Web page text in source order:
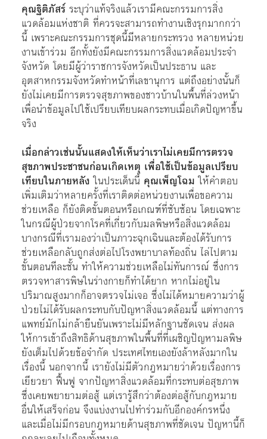
คุณฐิติภัสร์ ระบุว่าแท้จริงแล้วเรามีคณะกรรมการสิ่ง
แวดล้อมแห่งชาติ ที่ควรจะสามารถทำงานเชิงรุกมากกว่า
นี้ เพราะคณะกรรมการชุดนี้มีหลายกระทรวง หลายหน่วย
งานเข้าร่วม อีกทั้งยังมีคณะกรรมการสิ่งแวดล้อมประจำ
จังหวัด โดยมีผู้ว่าราชการจังหวัดเป็นประธาน และ
อุตสาหกรรมจังหวัดทำหน้าที่เลขานุการ แต่ถึงอย่างนั้นก็
ยังไม่เคยมีการตรวจสุขภาพของชาวบ้านในพื้นที่ล่วงหน้า
เพื่อนำข้อมูลไปใช้เปรียบเทียบผลกระทบเมื่อเกิดปัญหาขึ้น
จริง
เมื่อกล่าวเช่นนั้นแสดงให้เห็นว่าเราไม่เคยมีการตรวจ
สุขภาพประชาชนก่อนเกิดเหตุ เพื่อใช้เป็นข้อมูลเปรียบ
เทียบในภายหลังในประเด็นนี้ คุณเพ็ญโฉมให้คำตอบ
เพิ่มเติมว่าหลายครั้งที่เราติดต่อหน่วยงานเพื่อขอความ
ช่วยเหลือ ก็ยังติดขั้นตอนหรือเกณฑ์ที่ซับซ้อน โดยเฉพาะ
ในกรณีผู้ป่วยจากโรคที่เกี่ยวกับมลพิษหรือสิ่งแวดล้อม
บางกรณีที่เรามองว่าเป็นภาวะฉุกเฉินและต้องได้รับการ
ช่วยเหลือกลับถูกส่งต่อไปโรงพยาบาลท้องถิ่น ไล่ไปตาม
ขั้นตอนทีละชั้น ทำให้ความช่วยเหลือไม่ทันการณ์ ซึ่งการ
ตรวจหาสารพิษในร่างกายก็ทำได้ยาก หากไม่อยู่ใน
ปริมาณสูงมากก็อาจตรวจไม่เจอ ซึ่งไม่ได้หมายความว่าผู้
ป่วยไม่ได้รับผลกระทบกับปัญหาสิ่งแวดล้อมนี้ แต่ทางการ
แพทย์มักไม่กล้ายืนยันเพราะไม่มีหลักฐานชัดเจน ส่งผล
ให้การเข้าถึงสิทธิด้านสุขภาพในพื้นที่ที่เผชิญปัญหามลพิษ
ยังเต็มไปด้วยข้อจำกัด ประเทศไทยเองยังล้าหลังมากใน
เรื่องนี้ นอกจากนี้ เรายังไม่มีตัวกฎหมายว่าด้วยเรื่องการ
เยียวยา ฟื้นฟู จากปัญหาสิ่งแวดล้อมที่กระทบต่อสุขภาพ
ซึ่งเคยพยายามต่อสู้ แต่เรารู้สึกว่าต้องต่อสู้กับกฎหมาย
อื่นให้เสร็จก่อน จึงแบ่งงานไปทำร่วมกับอีกองค์กรหนึ่ง
และเมื่อไม่มีกรอบกฎหมายด้านสุขภาพที่ชัดเจน ปัญหานี้ก็